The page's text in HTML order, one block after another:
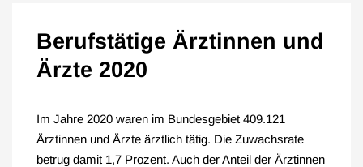
Berufstätige Ärztinnen und
Ärzte 2020
Im Jahre 2020 waren im Bundesgebiet 409.121
Ärztinnen und Ärzte ärztlich tätig. Die Zuwachsrate
betrug damit 1,7 Prozent. Auch der Anteil der Ärztinnen